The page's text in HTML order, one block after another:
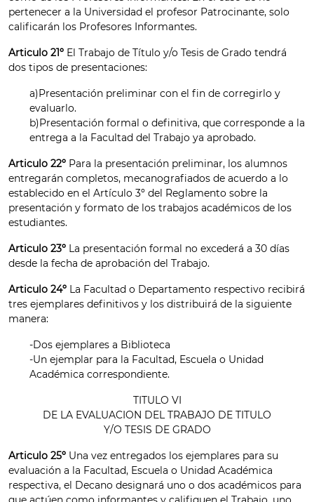
pertenecer a la Universidad el profesor Patrocinante, solo
calificarán los Profesores Informantes.
Articulo 21º El Trabajo de Título y/o Tesis de Grado tendrá
dos tipos de presentaciones:
a)Presentación preliminar con el fin de corregirlo y
evaluarlo.
b)Presentación formal o definitiva, que corresponde a la
entrega a la Facultad del Trabajo ya aprobado.
Articulo 22º Para la presentación preliminar, los alumnos
entregarán completos, mecanografiados de acuerdo a lo
establecido en el Artículo 3º del Reglamento sobre la
presentación y formato de los trabajos académicos de los
estudiantes.
Articulo 23º La presentación formal no excederá a 30 días
desde la fecha de aprobación del Trabajo.
Articulo 24º La Facultad o Departamento respectivo recibirá
tres ejemplares definitivos y los distribuirá de la siguiente
manera:
-Dos ejemplares a Biblioteca
-Un ejemplar para la Facultad, Escuela o Unidad
Académica correspondiente.
TITULO VI
DE LA EVALUACION DEL TRABAJO DE TITULO
Y/O TESIS DE GRADO
Articulo 25º Una vez entregados los ejemplares para su
evaluación a la Facultad, Escuela o Unidad Académica
respectiva, el Decano designará uno o dos académicos para